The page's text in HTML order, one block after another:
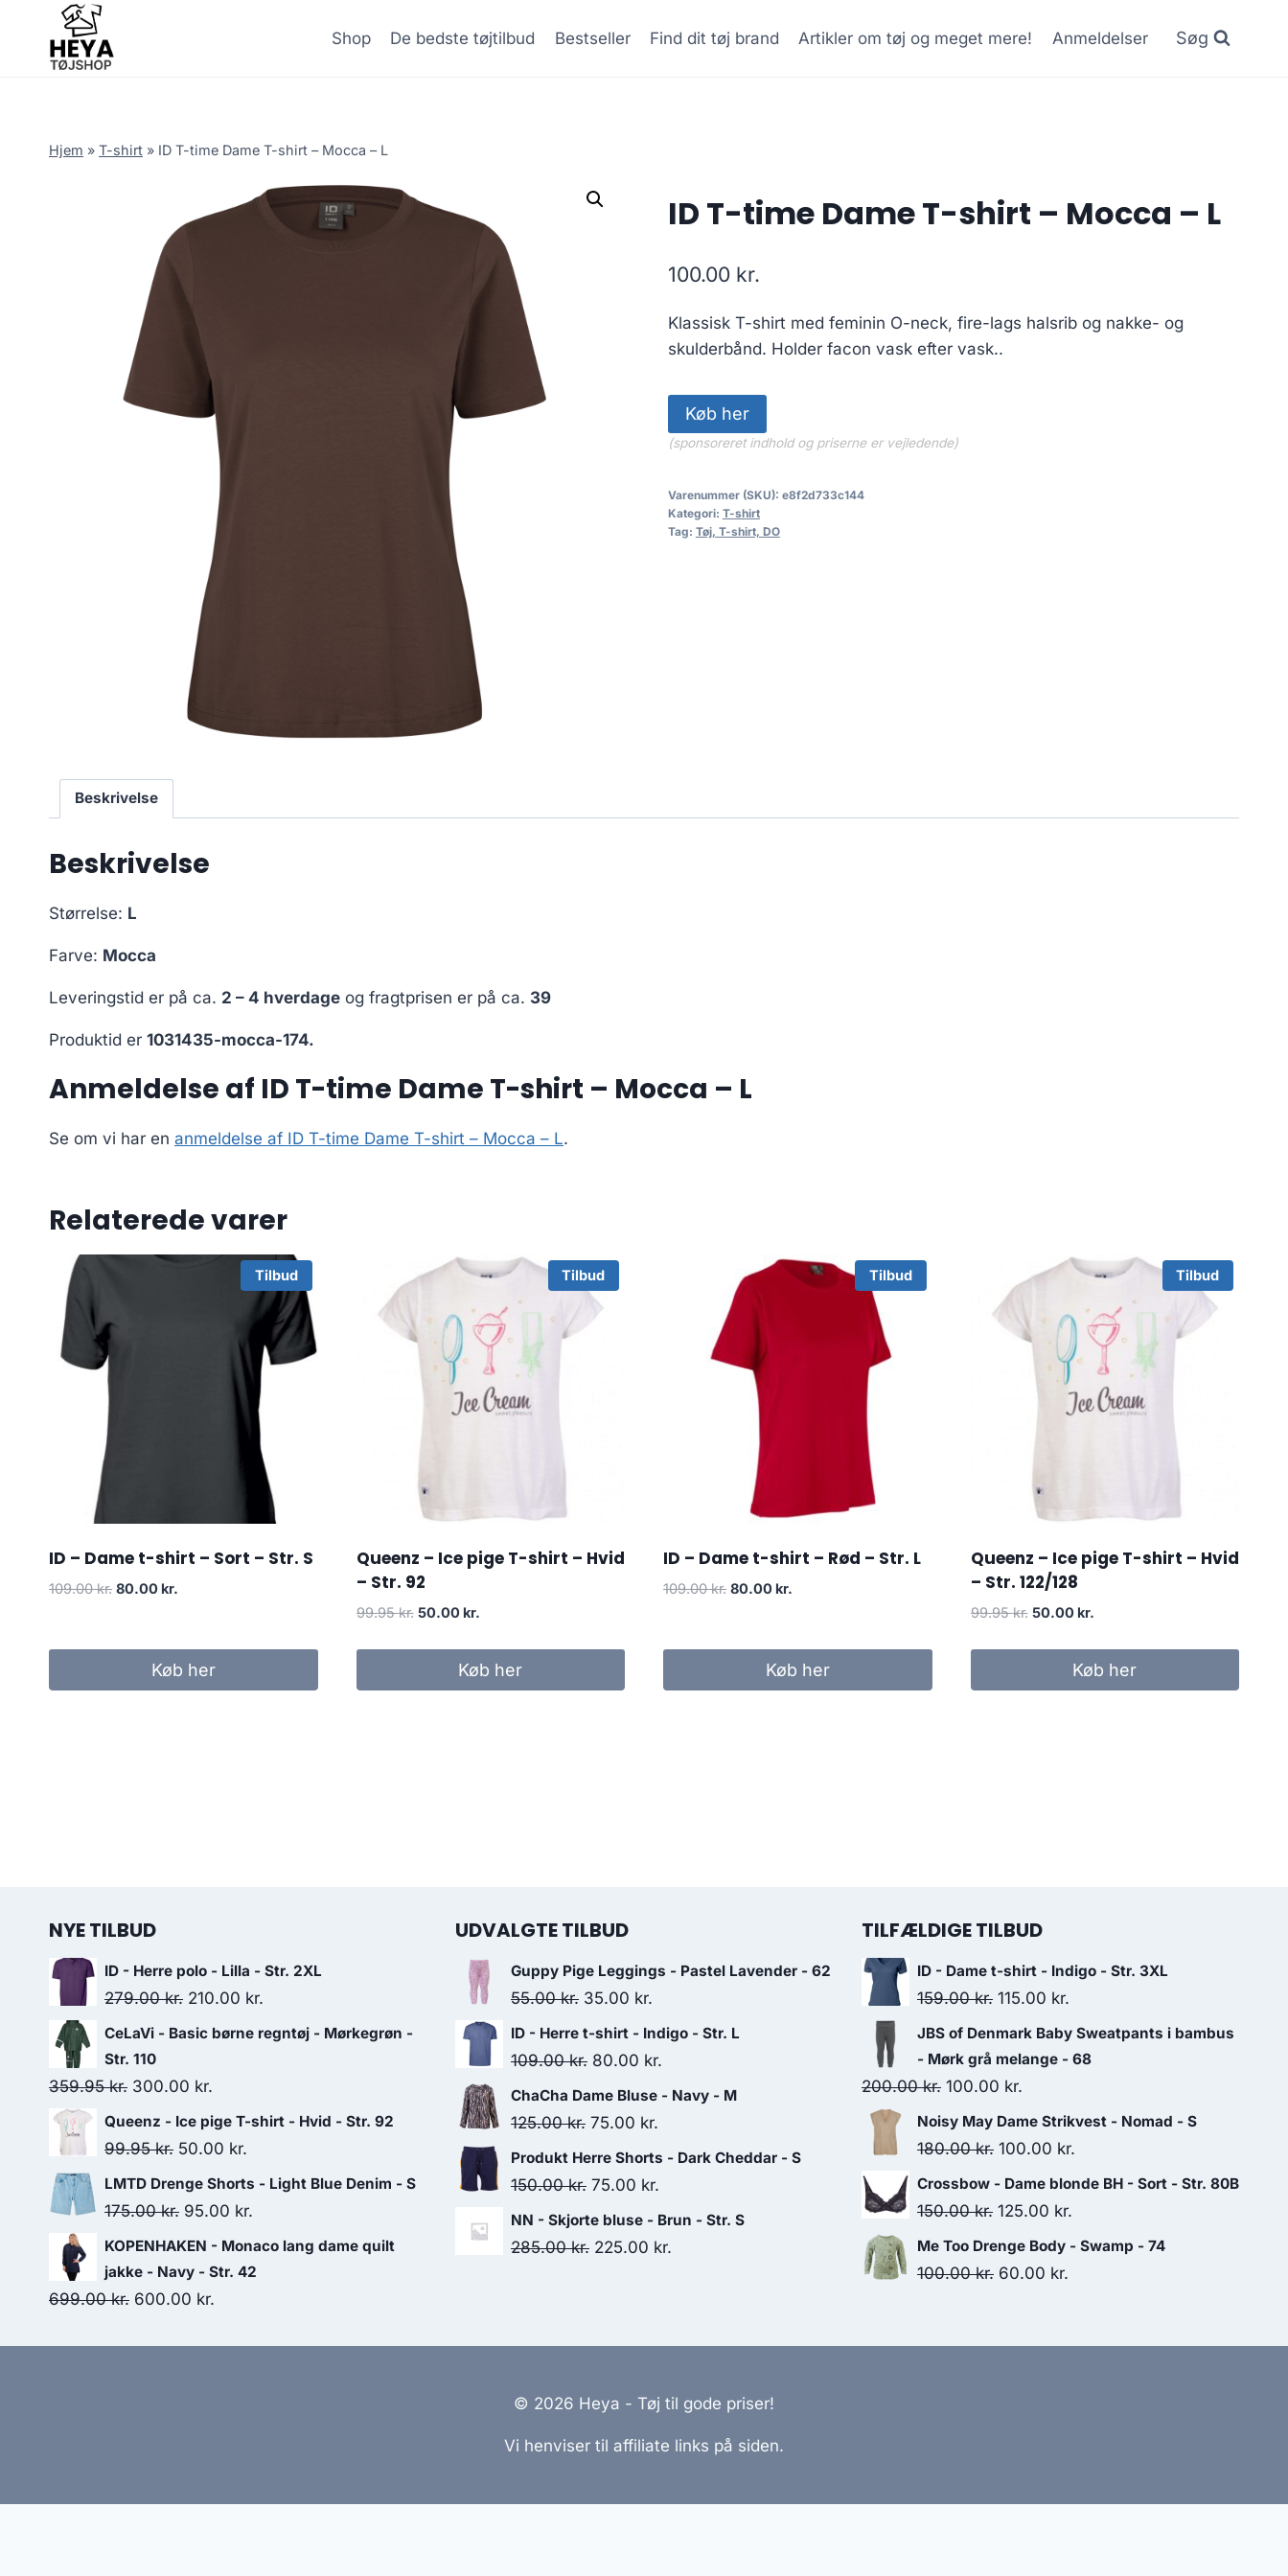
content
Shop De bedste tøjtilbud Bestseller Find dit tøj brand Artikler om tøj og meget mere! Anmeldelser Søg
Hjem » T-shirt » ID T-time Dame T-shirt – Mocca – L
ID T-time Dame T-shirt – Mocca – L
100.00 kr.
Klassisk T-shirt med feminin O-neck, fire-lags halsrib og nakke- og
skulderbånd. Holder facon vask efter vask..
Køb her
(sponsoreret indhold og priserne er vejledende)
Varenummer (SKU): e8f2d733c144
Kategori: T-shirt
Tag: Tøj, T-shirt, DO
Beskrivelse
Beskrivelse
Størrelse: L
Farve: Mocca
Leveringstid er på ca. 2 – 4 hverdage og fragtprisen er på ca. 39
Produktid er 1031435-mocca-174.
Anmeldelse af ID T-time Dame T-shirt – Mocca – L
Se om vi har en anmeldelse af ID T-time Dame T-shirt – Mocca – L.
Relaterede varer
Tilbud
ID – Dame t-shirt – Sort – Str. S
109.00kr. Original
109.00 kr..
80.00 kr.
80.00 kr..
Køb her
Tilbud
Queenz – Ice pige T-shirt – Hvid
– Str. 92
99.95kr. Original
99.95 kr..
50.00 kr.Current
50.00 kr..
Køb her
Tilbud
ID – Dame t-shirt – Rød – Str. L
109.00kr. Original
109.00 kr..
80.00 kr.
80.00 kr..
Køb her
Tilbud
Queenz – Ice pige T-shirt – Hvid
– Str. 122/128
99.95kr. Original
99.95 kr..
50.00 kr.Current
50.00 kr..
Køb her
NYE TILBUD
ID - Herre polo - Lilla - Str. 2XL
279.00kr. Original
price
279.00 kr..
210.00 kr.
price
CeLaVi - Basic børne regntøj - Mørkegrøn -
Str. 110
359.95kr. Original
price
was:
300.00 kr.
price
is:
Queenz - Ice pige T-shirt - Hvid - Str. 92
99.95kr. Original
price
was:
50.00 kr.
price
is:
LMTD Drenge Shorts - Light Blue Denim - S
175.00kr. Original
price
was:
175.00 kr..
95.00 kr.
price
is:
KOPENHAKEN - Monaco lang dame quilt
jakke - Navy - Str. 42
699.00kr. Original
600.00 kr.
UDVALGTE TILBUD
Guppy Pige Leggings - Pastel Lavender - 62
55.00kr. Original
price
was:
35.00 kr.
price
is:
ID - Herre t-shirt - Indigo - Str. L
109.00kr. Original
price
was:
80.00 kr.
price
ChaCha Dame Bluse - Navy - M
125.00kr. Original
price
was:
75.00 kr.
price
Produkt Herre Shorts - Dark Cheddar - S
150.00kr. Original
price
was:
75.00 kr.
price
is:
NN - Skjorte bluse - Brun - Str. S
285.00kr. Original
225.00 kr.
TILFÆLDIGE TILBUD
ID - Dame t-shirt - Indigo - Str. 3XL
159.00kr. Original
price
was:
159.00 kr..
115.00 kr.
price
is:
JBS of Denmark Baby Sweatpants i bambus
- Mørk grå melange - 68
200.00kr. Original
price
was:
100.00 kr.
price
is:
Noisy May Dame Strikvest - Nomad - S
180.00kr. Original
price
was:
100.00 kr.
price
Crossbow - Dame blonde BH - Sort - Str. 80B
150.00kr. Original
price
was:
125.00 kr.
price
Me Too Drenge Body - Swamp - 74
100.00kr. Original
60.00 kr.
© 2026 Heya - Tøj til gode priser!
Vi henviser til affiliate links på siden.